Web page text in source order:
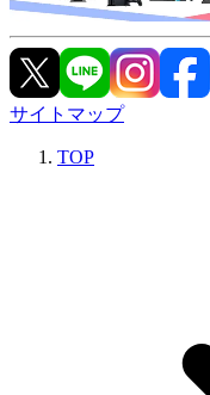
サイトマップ
TOP